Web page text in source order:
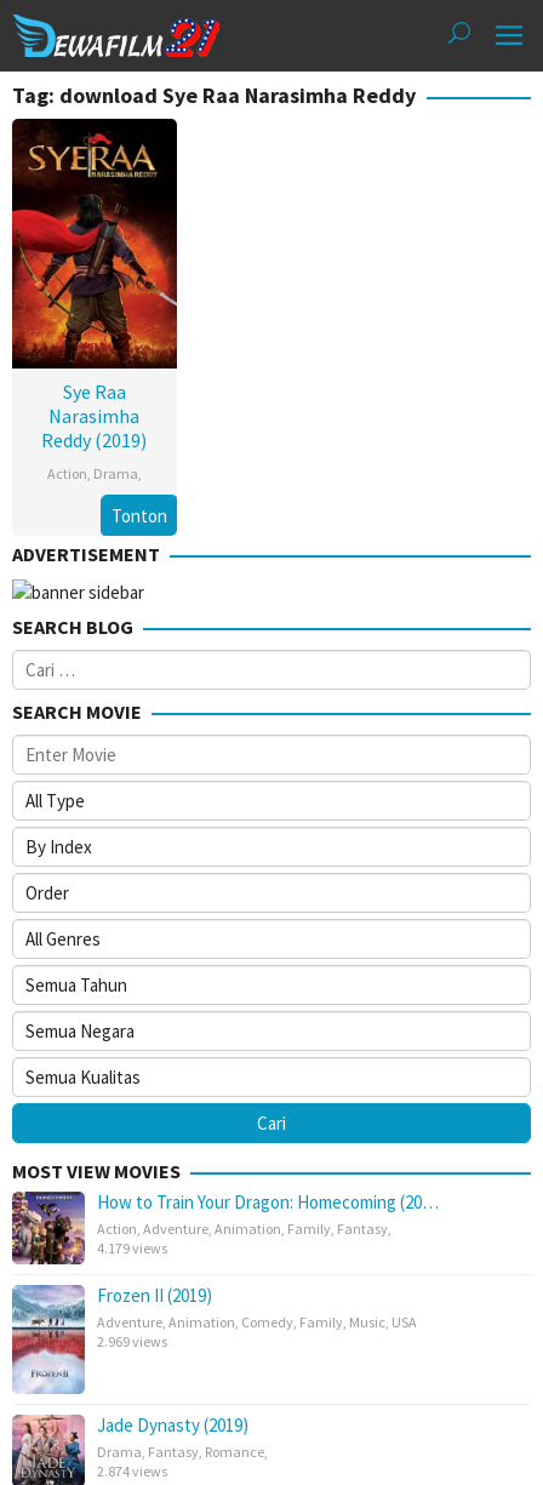
Loncat
ke
konten
Tag: download Sye Raa Narasimha Reddy
Sye Raa
Narasimha
Reddy (2019)
Action, Drama,
Tonton
ADVERTISEMENT
SEARCH BLOG
Cari
untuk:
SEARCH MOVIE
MOST VIEW MOVIES
How to Train Your Dragon: Homecoming (20…
Action, Adventure, Animation, Family, Fantasy,
4.179 views
Frozen II (2019)
Adventure, Animation, Comedy, Family, Music, USA
2.969 views
Jade Dynasty (2019)
Drama, Fantasy, Romance,
2.874 views